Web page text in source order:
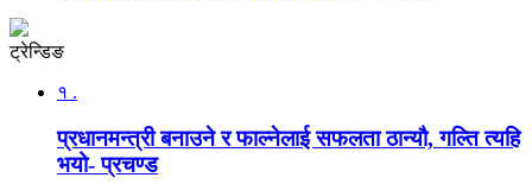
ट्रेन्डिङ
१ .
प्रधानमन्त्री बनाउने र फाल्नेलाई सफलता ठान्यौ, गल्ति त्यहि
भयो- प्रचण्ड